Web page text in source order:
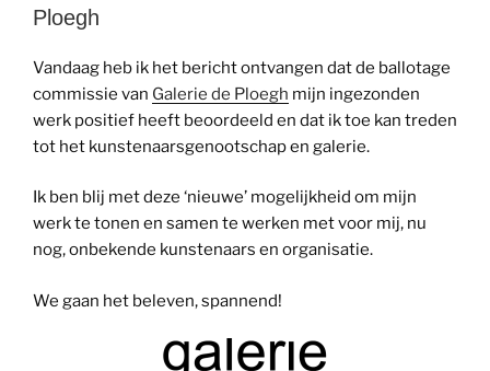
Ploegh
Vandaag heb ik het bericht ontvangen dat de ballotage
commissie van Galerie de Ploegh mijn ingezonden
werk positief heeft beoordeeld en dat ik toe kan treden
tot het kunstenaarsgenootschap en galerie.
Ik ben blij met deze ‘nieuwe’ mogelijkheid om mijn
werk te tonen en samen te werken met voor mij, nu
nog, onbekende kunstenaars en organisatie.
We gaan het beleven, spannend!